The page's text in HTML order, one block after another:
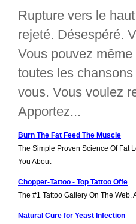
Rupture vers le
rejeté. Désespéré.
Vous pouvez
toutes les
vous. Vous voulez
Apportez...
Burn The Fat Feed The Muscle
The Simple Proven Science Of Fat
You About
Chopper-Tattoo - Top Tattoo Offe
The #1 Tattoo Gallery On The Web.
Natural Cure for Yeast Infection